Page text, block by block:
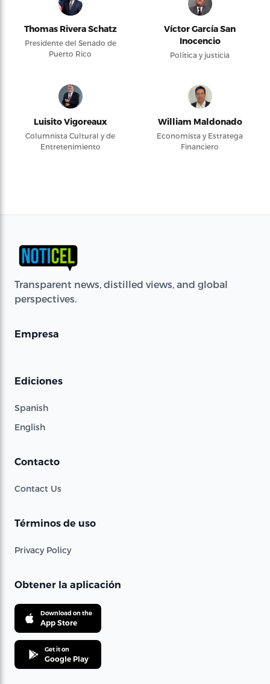
Thomas Rivera Schatz
Presidente del Senado de
Puerto Rico
Víctor García San
Inocencio
Política y justicia
Luisito Vigoreaux
Columnista Cultural y de
Entretenimiento
William Maldonado
Economista y Estratega
Financiero
Transparent news, distilled views, and global
perspectives.
Empresa
Ediciones
Spanish
English
Contacto
Contact Us
Términos de uso
Privacy Policy
Obtener la aplicación
Download on the
App Store
Get it on
Google Play